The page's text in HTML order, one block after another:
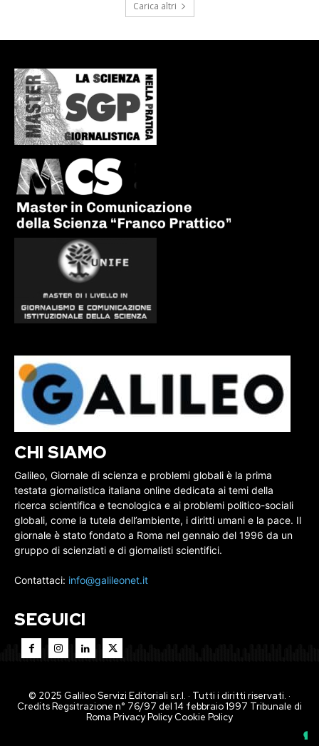
Carica altri
CHI SIAMO
Galileo, Giornale di scienza e problemi globali è la prima
testata giornalistica italiana online dedicata ai temi della
ricerca scientifica e tecnologica e ai problemi politico-sociali
globali, come la tutela dell’ambiente, i diritti umani e la pace. Il
giornale è stato fondato a Roma nel gennaio del 1996 da un
gruppo di scienziati e di giornalisti scientifici.
Contattaci: info@galileonet.it
SEGUICI
© 2025 Galileo Servizi Editoriali s.r.l. · Tutti i diritti riservati. ·
Credits Regsitrazione n° 76/97 del 14 febbraio 1997 Tribunale di
Roma Privacy PolicyCookie Policy